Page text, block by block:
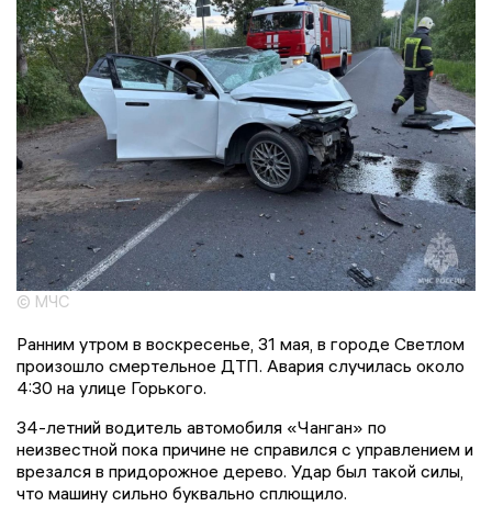
© МЧС
Ранним утром в воскресенье, 31 мая, в городе Светлом
произошло смертельное ДТП. Авария случилась около
4:30 на улице Горького.
34-летний водитель автомобиля «Чанган» по
неизвестной пока причине не справился с управлением и
врезался в придорожное дерево. Удар был такой силы,
что машину сильно буквально сплющило.